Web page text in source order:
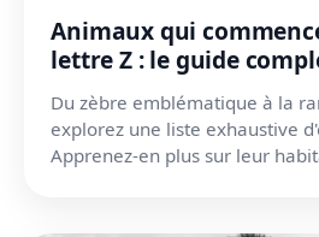
Animaux qui
lettre Z : le guide
Du zèbre emblématique à la
explorez une liste exhaustive
Apprenez-en plus sur leur